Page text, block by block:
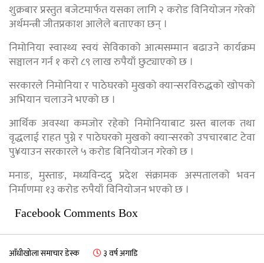
शुक्रबार प्रस्तुत बजेटमार्फत यसका लागि २ करोड विनियोजन गरेको
अर्थमन्त्री जीतप्रकाश आलेले बताएका छन् ।
निमोनिया स्वास्थ्य स्वयं सेविकाको आत्मसम्मान बढाउने कार्यक्रम
सञ्चालन गर्न १ करो ८९ लाख रुपैयाँ छुट्याएको छ ।
सरकारले निमोनिया र पाठेघरको मुखको क्यान्सरविरुद्धको खोपको
अभियान चलाउने भएको छ ।
आर्थिक अवस्था कमजोर रहेको निमोनियाबाट ग्रस्त बालक तथा
वृद्धलाई राहत पुग्ने र पाठेघरको मुखको क्यान्सरको उपचारबाट टेवा
पु¥याउन सरकारले ५ करोड बिनियोजन गरेको छ ।
मनाङ, मुस्ताङ, मध्यविन्ददु प्रदेश संक्रामक अस्पतालको भवन
निर्माणमा १३ करोड रुपैयाँ विनियोजन भएको छ ।
Facebook Comments Box
आँधीखोला समाचार डेस्क ३ वर्ष अगाडि